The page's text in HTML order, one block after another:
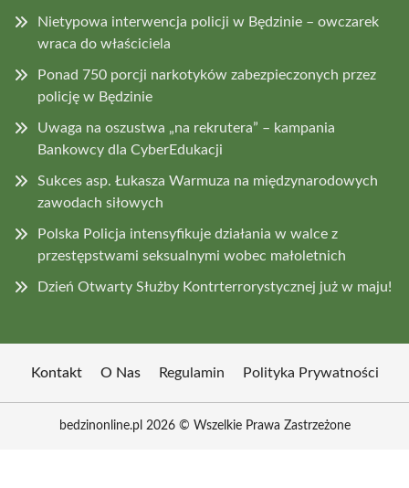
Nietypowa interwencja policji w Będzinie – owczarek
wraca do właściciela
Ponad 750 porcji narkotyków zabezpieczonych przez
policję w Będzinie
Uwaga na oszustwa „na rekrutera” – kampania
Bankowcy dla CyberEdukacji
Sukces asp. Łukasza Warmuza na międzynarodowych
zawodach siłowych
Polska Policja intensyfikuje działania w walce z
przestępstwami seksualnymi wobec małoletnich
Dzień Otwarty Służby Kontrterrorystycznej już w maju!
Kontakt O Nas Regulamin Polityka Prywatności
bedzinonline.pl 2026 © Wszelkie Prawa Zastrzeżone